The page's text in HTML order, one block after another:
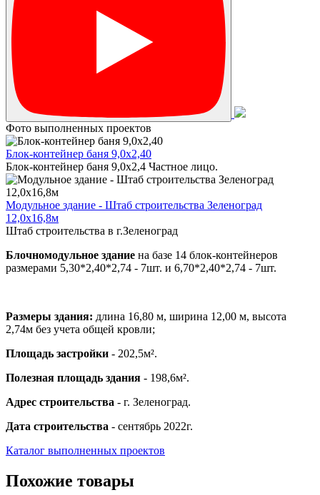
Фото выполненных проектов
Блок-контейнер баня 9,0х2,40
Блок-контейнер баня 9,0х2,4 Частное лицо.
Модульное здание - Штаб строительства Зеленоград
12,0х16,8м
Штаб строительства в г.Зеленоград
Блочномодульное здание на базе 14 блок-контейнеров
размерами 5,30*2,40*2,74 - 7шт. и 6,70*2,40*2,74 - 7шт.
Размеры здания: длина 16,80 м, ширина 12,00 м, высота
2,74м без учета общей кровли;
Площадь застройки - 202,5м².
Полезная площадь здания - 198,6м².
Адрес строительства - г. Зеленоград.
Дата строительства - сентябрь 2022г.
Каталог выполненных проектов
Похожие товары